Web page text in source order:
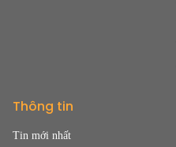
Thông tin
Tin mới nhất